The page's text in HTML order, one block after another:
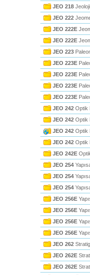
JEO 218
JEO 222
JEO 222E
JEO 222E
JEO 223
JEO 223E
JEO 223E
JEO 223E
JEO 223E
JEO 242 Optik
JEO 242 Optik
JEO 242 Optik
JEO 242 Optik
JEO 242E
JEO 254
JEO 254
JEO 254
JEO 256E
JEO 256E
JEO 256E
JEO 256E
JEO 262
JEO 262E
JEO 262E